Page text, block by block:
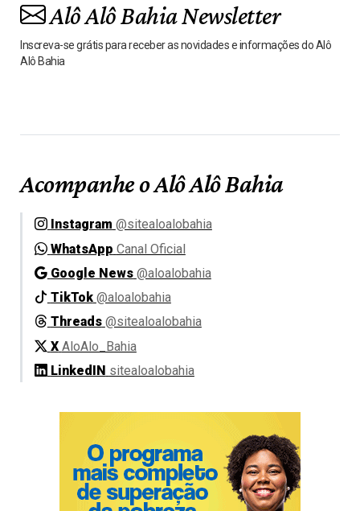
Alô Alô Bahia Newsletter
Inscreva-se grátis para receber as novidades e informações do Alô
Alô Bahia
Acompanhe o Alô Alô Bahia
Instagram @sitealoalobahia
WhatsApp Canal Oficial
Google News @aloalobahia
TikTok @aloalobahia
Threads @sitealoalobahia
X AloAlo_Bahia
LinkedIN sitealoalobahia